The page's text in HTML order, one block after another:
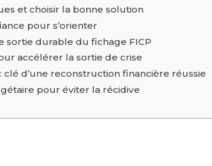
et choisir la bonne solution
pour s’orienter
sortie durable du fichage FICP
accélérer la sortie de crise
clé d’une reconstruction financière réussie
pour éviter la récidive